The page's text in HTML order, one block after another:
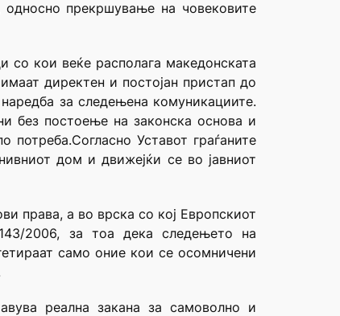
прекршување на човековите
со кои веќе располага македонската
директен и постојан пристап до
за следењена комуникациите.
без постоење на законска основа и
Уставот граѓаните
дом и движејќи се во јавниот
права, а во врска со кој Европскиот
2006, за тоа дека следењето на
само оние кои се осомничени
реална закана за самоволно и